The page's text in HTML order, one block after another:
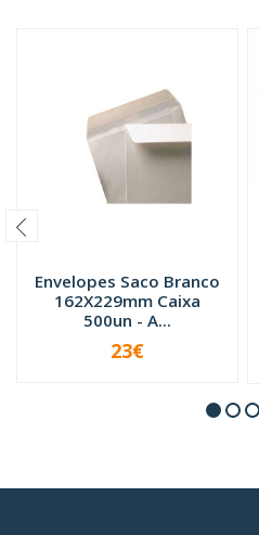
Envelopes Saco Branco
162X229mm Caixa
500un - A...
+
23€